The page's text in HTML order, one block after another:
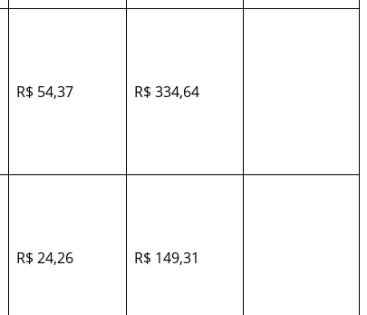
R$ 54,37 R$ 334,64
R$ 24,26 R$ 149,31